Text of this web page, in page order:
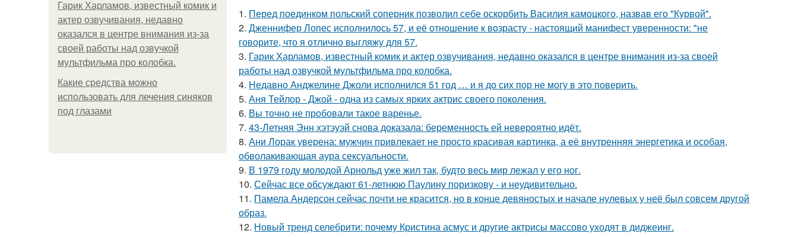
Гарик Харламов, известный комик и
актер озвучивания, недавно
оказался в центре внимания из-за
своей работы над озвучкой
мультфильма про колобка.
Какие средства можно
использовать для лечения синяков
под глазами
1. Перед поединком польский соперник позволил себе оскорбить Василия камоцкого, назвав его "Курвой".
2. Дженнифер Лопес исполнилось 57, и её отношение к возрасту - настоящий манифест уверенности: "не
говорите, что я отлично выгляжу для 57.
3. Гарик Харламов, известный комик и актер озвучивания, недавно оказался в центре внимания из-за своей
работы над озвучкой мультфильма про колобка.
4. Недавно Анджелине Джоли исполнился 51 год … и я до сих пор не могу в это поверить.
5. Аня Тейлор - Джой - одна из самых ярких актрис своего поколения.
6. Вы точно не пробовали такое варенье.
7. 43-Летняя Энн хэтэуэй снова доказала: беременность ей невероятно идёт.
8. Ани Лорак уверена: мужчин привлекает не просто красивая картинка, а её внутренняя энергетика и особая,
обволакивающая аура сексуальности.
9. В 1979 году молодой Арнольд уже жил так, будто весь мир лежал у его ног.
10. Сейчас все обсуждают 61-летнюю Паулину поризкову - и неудивительно.
11. Памела Андерсон сейчас почти не красится, но в конце девяностых и начале нулевых у неё был совсем другой
образ.
12. Новый тренд селебрити: почему Кристина асмус и другие актрисы массово уходят в диджеинг.